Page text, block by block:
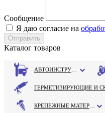
Сообщение
Я даю согласие на
Каталог товаров